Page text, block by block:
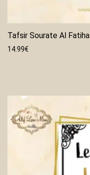
Tafsir Sourate Al Fatiha
14.99€